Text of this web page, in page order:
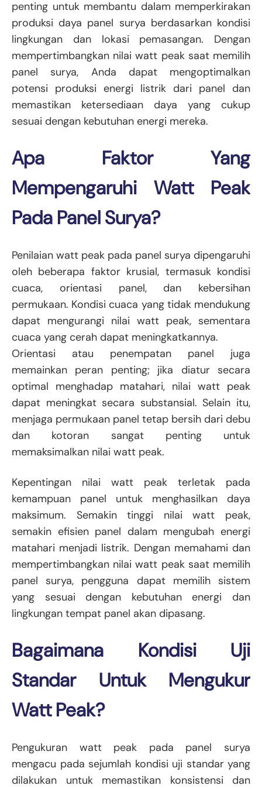
penting untuk membantu dalam memperkirakan
produksi daya panel surya berdasarkan kondisi
lingkungan dan lokasi pemasangan. Dengan
mempertimbangkan nilai watt peak saat memilih
panel surya, Anda dapat mengoptimalkan
potensi produksi energi listrik dari panel dan
memastikan ketersediaan daya yang cukup
sesuai dengan kebutuhan energi mereka.
Apa Faktor Yang
Mempengaruhi Watt Peak
Pada Panel Surya?
Penilaian watt peak pada panel surya dipengaruhi
oleh beberapa faktor krusial, termasuk kondisi
cuaca, orientasi panel, dan kebersihan
permukaan. Kondisi cuaca yang tidak mendukung
dapat mengurangi nilai watt peak, sementara
cuaca yang cerah dapat meningkatkannya.
Orientasi atau penempatan panel juga
memainkan peran penting; jika diatur secara
optimal menghadap matahari, nilai watt peak
dapat meningkat secara substansial. Selain itu,
menjaga permukaan panel tetap bersih dari debu
dan kotoran sangat penting untuk
memaksimalkan nilai watt peak.
Kepentingan nilai watt peak terletak pada
kemampuan panel untuk menghasilkan daya
maksimum. Semakin tinggi nilai watt peak,
semakin efisien panel dalam mengubah energi
matahari menjadi listrik. Dengan memahami dan
mempertimbangkan nilai watt peak saat memilih
panel surya, pengguna dapat memilih sistem
yang sesuai dengan kebutuhan energi dan
lingkungan tempat panel akan dipasang.
Bagaimana Kondisi Uji
Standar Untuk Mengukur
Watt Peak?
Pengukuran watt peak pada panel surya
mengacu pada sejumlah kondisi uji standar yang
dilakukan untuk memastikan konsistensi dan